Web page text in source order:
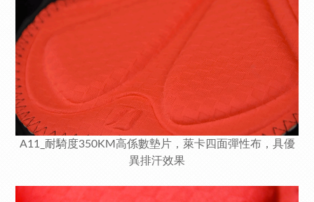
A11_耐騎度350KM高係數墊片，萊卡四面彈性布，具優
異排汗效果